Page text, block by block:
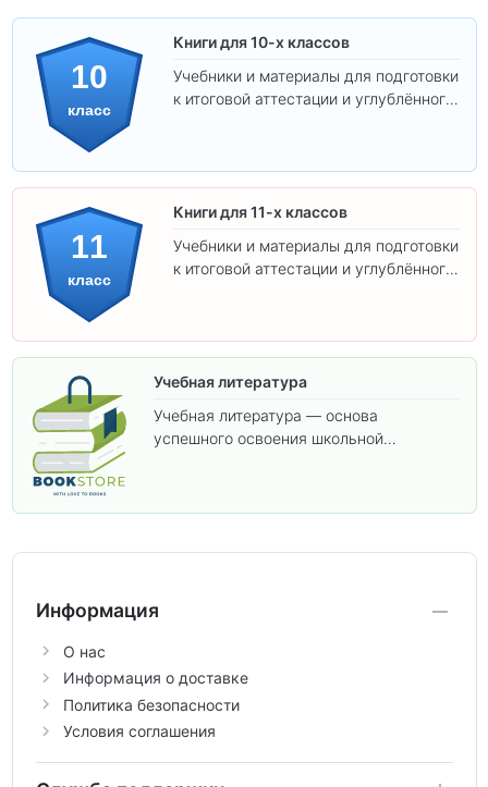
10
класс
Книги для 10-х классов
Учебники и материалы для подготовки
к итоговой аттестации и углублённого
11
класс
Книги для 11-х классов
Учебники и материалы для подготовки
к итоговой аттестации и углублённого
Учебная литература
Учебная литература — основа
успешного освоения школьной
аттестации, а также расширить кругозор
Информация
О нас
Информация о доставке
Политика безопасности
Условия соглашения